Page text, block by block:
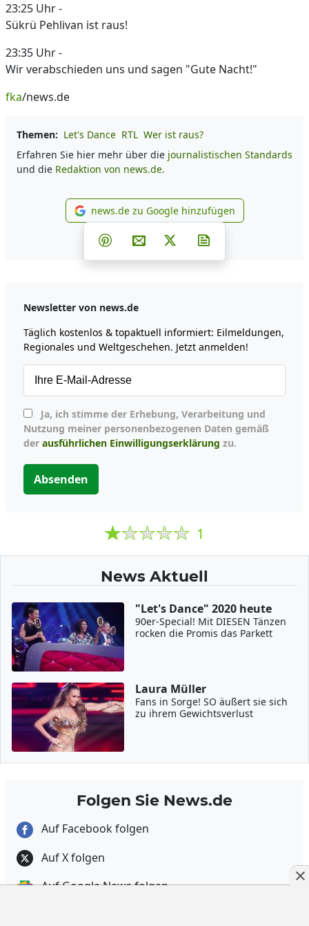
23:25 Uhr -
Sükrü Pehlivan ist raus!
23:35 Uhr -
Wir verabschieden uns und sagen "Gute Nacht!"
fka/news.de
Themen: Let's Dance RTL Wer ist raus?
Erfahren Sie hier mehr über die journalistischen Standards
und die Redaktion von news.de.
news.de zu Google
news.de zu Google hinzufügen
Teilen auf Facebook
Teilen auf Whatsapp
Teilen auf Telegram
Teilen auf Pinterest
Per E-Mail teilen
Post auf X
Newsletter von news.de
Täglich kostenlos & topaktuell informiert: Eilmeldungen,
Regionales und Weltgeschehen. Jetzt anmelden!
Nutzung meiner personenbezogenen Daten gemäß
der ausführlichen Einwilligungserklärung zu.
Absenden
1
News Aktuell
"Let's Dance" 2020 heute
90er-Special! Mit DIESEN Tänzen
rocken die Promis das Parkett
Laura Müller
Fans in Sorge! SO äußert sie sich
zu ihrem Gewichtsverlust
Folgen Sie News.de
Auf Facebook folgen
Auf X folgen
Auf Google News folgen